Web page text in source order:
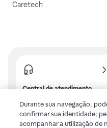
Caretech
Central de atendimento
frequentes ou fale com a
gente.
Durante sua navegação,
confirmar sua identidade;
acompanhar a utilização de